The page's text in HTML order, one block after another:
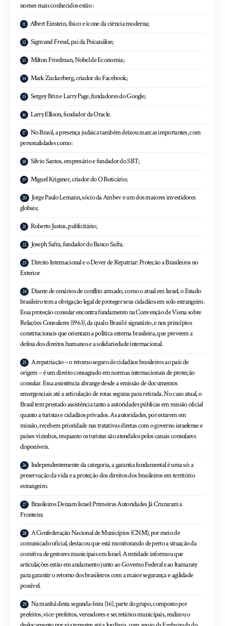
nomes mais conhecidos estão :
Albert Einstein, físico e ícone da ciência moderna;
Sigmund Freud, pai da Psicanálise;
Milton Friedman, Nobel de Economia;
Mark Zuckerberg, criador do Facebook;
Sergey Brin e Larry Page, fundadores do Google;
Larry Ellison, fundador da Oracle.
No Brasil, a presença judaica também deixou marcas importantes, com
personalidades como:
Silvio Santos, empresário e fundador do SBT;
Miguel Krigsner, criador do O Boticário;
Jorge Paulo Lemann, sócio da Ambev e um dos maiores investidores
globais;
Roberto Justus, publicitário;
Joseph Safra, fundador do Banco Safra.
Direito Internacional e o Dever de Repatriar: Proteção a Brasileiros no
Exterior
Diante de cenários de conflito armado, como o atual em Israel, o Estado
brasileiro tem a obrigação legal de proteger seus cidadãos em solo estrangeiro.
Essa proteção consular encontra fundamento na Convenção de Viena sobre
Relações Consulares (1963), da qual o Brasil é signatário, e nos princípios
constitucionais que orientam a política externa brasileira, que preveem a
defesa dos direitos humanos e a solidariedade internacional.
A repatriação – o retorno seguro de cidadãos brasileiros ao país de
origem – é um direito consagrado em normas internacionais de proteção
consular. Essa assistência abrange desde a emissão de documentos
emergenciais até a articulação de rotas seguras para retirada. No caso atual, o
Brasil tem prestado assistência tanto a autoridades públicas em missão oficial
quanto a turistas e cidadãos privados. As autoridades, por estarem em
missão, recebem prioridade nas tratativas diretas com o governo israelense e
países vizinhos, enquanto os turistas são atendidos pelos canais consulares
disponíveis.
Independentemente da categoria, a garantia fundamental é uma só: a
preservação da vida e a proteção dos direitos dos brasileiros em território
estrangeiro.
Brasileiros Deixam Israel: Primeiras Autoridades Já Cruzaram a
Fronteira
A Confederação Nacional de Municípios (CNM), por meio de
comunicado oficial, destacou que está monitorando de perto a situação da
comitiva de gestores municipais em Israel. A entidade informou que
articulações estão em andamento junto ao Governo Federal e ao Itamaraty
para garantir o retorno dos brasileiros com a maior segurança e agilidade
possível.
Na manhã desta segunda-feira (16), parte do grupo, composto por
prefeitos, vice-prefeitos, vereadores e secretários municipais, realizou o